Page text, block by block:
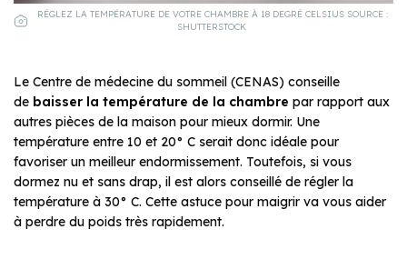
RÉGLEZ LA TEMPÉRATURE DE VOTRE CHAMBRE À 18 DEGRÉ CELSIUS SOURCE :
SHUTTERSTOCK
Le Centre de médecine du sommeil (CENAS) conseille
de baisser la température de la chambre par rapport aux
autres pièces de la maison pour mieux dormir. Une
température entre 10 et 20° C serait donc idéale pour
favoriser un meilleur endormissement. Toutefois, si vous
dormez nu et sans drap, il est alors conseillé de régler la
température à 30° C. Cette astuce pour maigrir va vous aider
à perdre du poids très rapidement.